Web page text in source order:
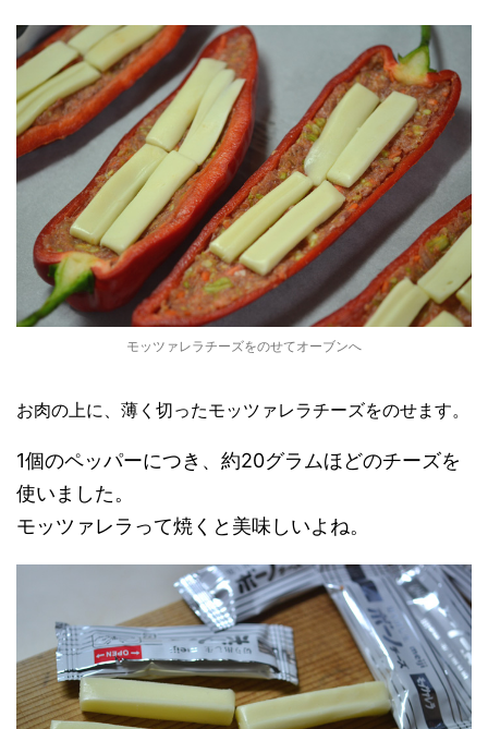
モッツァレラチーズをのせてオーブンへ
お肉の上に、薄く切ったモッツァレラチーズをのせます。
1個のペッパーにつき、約20グラムほどのチーズを
使いました。
モッツァレラって焼くと美味しいよね。